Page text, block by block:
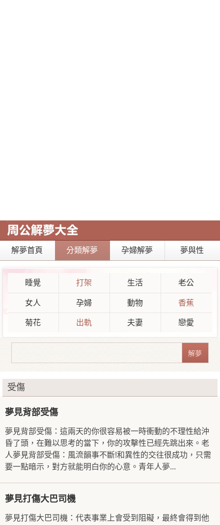
解夢首頁 分類解夢 孕婦解夢 夢與性
睡覺 打架 生活 老公
女人 孕婦 動物 香蕉
菊花 出軌 夫妻 戀愛
受傷
夢見背部受傷
夢見背部受傷：這兩天的你很容易被一時衝動的不理性給沖
昏了頭，在難以思考的當下，你的攻擊性已經先跳出來。老
人夢見背部受傷：風流韻事不斷!和異性的交往很成功，只需
要一點暗示，對方就能明白你的心意。青年人夢...
夢見打傷大巴司機
夢見打傷大巴司機：代表事業上會受到阻礙，最終會得到他